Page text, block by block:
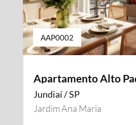
AAP0002
Apartamento Alto
Jundiaí / SP
Jardim Ana Maria